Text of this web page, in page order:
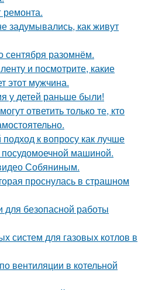
ремонта.
задумывались, как живут
сентября разомнём.
и посмотрите, какие
этот мужчина.
у детей раньше были!
ответить только те, кто
к вопросу как лучше
машиной.
Собяниным.
проснулась в страшном
для безопасной работы
систем для газовых котлов в
вентиляции в котельной